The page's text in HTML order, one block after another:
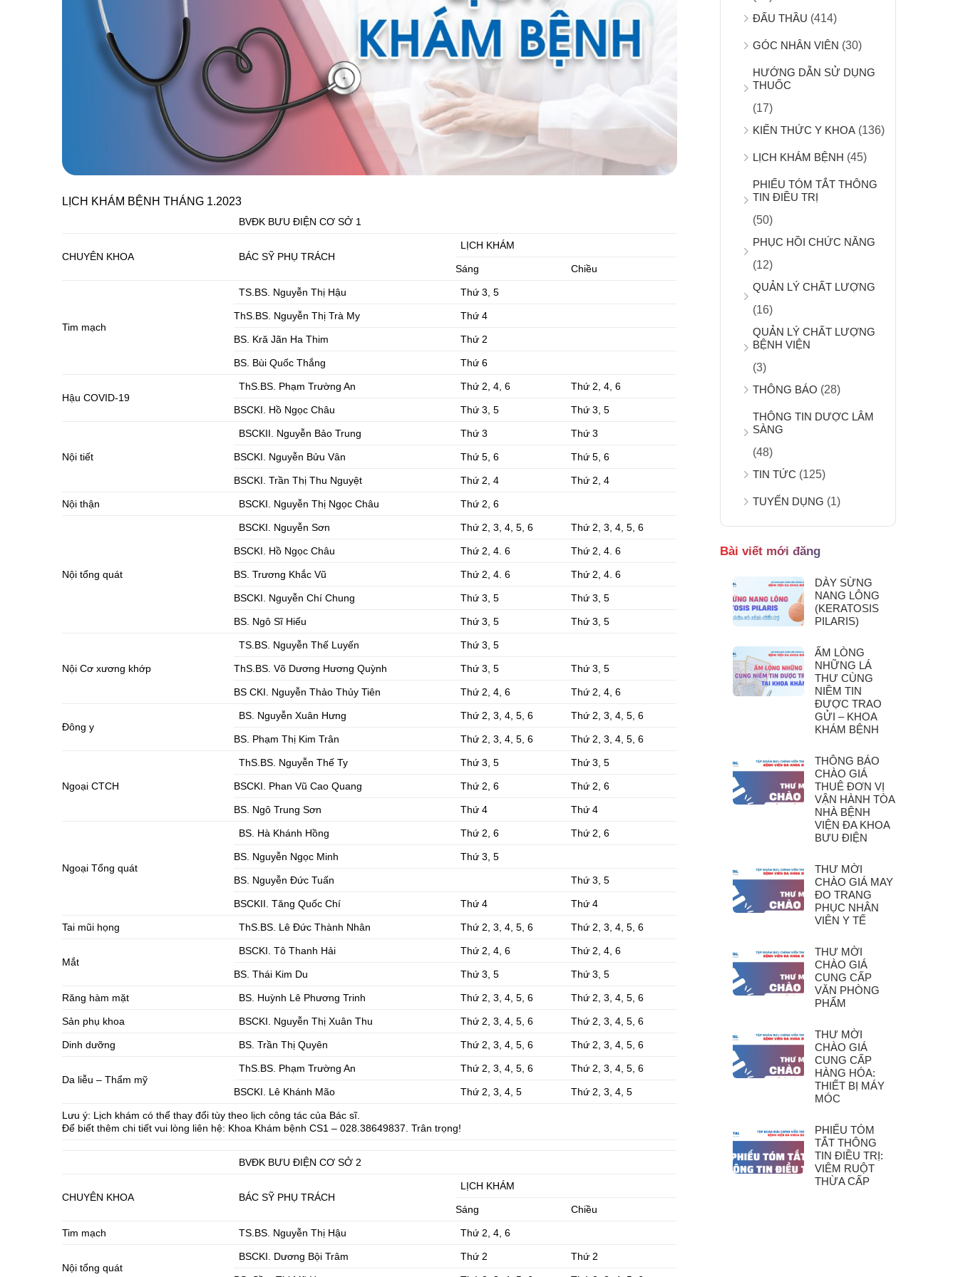
LỊCH KHÁM BỆNH THÁNG 1.2023
BVĐK BƯU ĐIỆN CƠ SỞ 1
CHUYÊN KHOA BÁC SỸ PHỤ TRÁCH
LỊCH KHÁM
Sáng Chiều
Tim mạch
TS.BS. Nguyễn Thị Hậu Thứ 3, 5
ThS.BS. Nguyễn Thị Trà My Thứ 4
BS. Kră Jãn Ha Thim Thứ 2
BS. Bùi Quốc Thắng Thứ 6
Hậu COVID-19
ThS.BS. Phạm Trường An Thứ 2, 4, 6 Thứ 2, 4, 6
BSCKI. Hồ Ngọc Châu Thứ 3, 5 Thứ 3, 5
Nội tiết
BSCKII. Nguyễn Bảo Trung Thứ 3 Thứ 3
BSCKI. Nguyễn Bửu Vân Thứ 5, 6 Thứ 5, 6
BSCKI. Trần Thị Thu Nguyệt Thứ 2, 4 Thứ 2, 4
Nội thận BSCKI. Nguyễn Thị Ngọc Châu Thứ 2, 6
Nội tổng quát
BSCKI. Nguyễn Sơn Thứ 2, 3, 4, 5, 6 Thứ 2, 3, 4, 5, 6
BSCKI. Hồ Ngọc Châu Thứ 2, 4. 6 Thứ 2, 4. 6
BS. Trương Khắc Vũ Thứ 2, 4. 6 Thứ 2, 4. 6
BSCKI. Nguyễn Chí Chung Thứ 3, 5 Thứ 3, 5
BS. Ngô Sĩ Hiếu Thứ 3, 5 Thứ 3, 5
Nội Cơ xương khớp
TS.BS. Nguyễn Thế Luyến Thứ 3, 5
ThS.BS. Võ Dương Hương Quỳnh Thứ 3, 5 Thứ 3, 5
BS CKI. Nguyễn Thảo Thủy Tiên Thứ 2, 4, 6 Thứ 2, 4, 6
Đông y
BS. Nguyễn Xuân Hưng Thứ 2, 3, 4, 5, 6 Thứ 2, 3, 4, 5, 6
BS. Phạm Thị Kim Trân Thứ 2, 3, 4, 5, 6 Thứ 2, 3, 4, 5, 6
Ngoại CTCH
ThS.BS. Nguyễn Thế Ty Thứ 3, 5 Thứ 3, 5
BSCKI. Phan Vũ Cao Quang Thứ 2, 6 Thứ 2, 6
BS. Ngô Trung Sơn Thứ 4 Thứ 4
Ngoại Tổng quát
BS. Hà Khánh Hồng Thứ 2, 6 Thứ 2, 6
BS. Nguyễn Ngọc Minh Thứ 3, 5
BS. Nguyễn Đức Tuấn Thứ 3, 5
BSCKII. Tăng Quốc Chí Thứ 4 Thứ 4
Tai mũi họng ThS.BS. Lê Đức Thành Nhân Thứ 2, 3, 4, 5, 6 Thứ 2, 3, 4, 5, 6
Mắt
BSCKI. Tô Thanh Hải Thứ 2, 4, 6 Thứ 2, 4, 6
BS. Thái Kim Du Thứ 3, 5 Thứ 3, 5
Răng hàm mặt BS. Huỳnh Lê Phương Trinh Thứ 2, 3, 4, 5, 6 Thứ 2, 3, 4, 5, 6
Sản phụ khoa BSCKI. Nguyễn Thị Xuân Thu Thứ 2, 3, 4, 5, 6 Thứ 2, 3, 4, 5, 6
Dinh dưỡng BS. Trần Thị Quyên Thứ 2, 3, 4, 5, 6 Thứ 2, 3, 4, 5, 6
Da liễu – Thẩm mỹ
ThS.BS. Phạm Trường An Thứ 2, 3, 4, 5, 6 Thứ 2, 3, 4, 5, 6
BSCKI. Lê Khánh Mão Thứ 2, 3, 4, 5 Thứ 2, 3, 4, 5
Lưu ý: Lịch khám có thể thay đổi tùy theo lịch công tác của Bác sĩ.
Để biết thêm chi tiết vui lòng liên hệ: Khoa Khám bệnh CS1 – 028.38649837. Trân trọng!
BVĐK BƯU ĐIỆN CƠ SỞ 2
CHUYÊN KHOA BÁC SỸ PHỤ TRÁCH
LỊCH KHÁM
Sáng Chiều
Tim mạch TS.BS. Nguyễn Thị Hậu Thứ 2, 4, 6
Nội tổng quát
BSCKI. Dương Bội Trâm Thứ 2 Thứ 2
ĐẤU THẦU (414)
GÓC NHÂN VIÊN (30)
HƯỚNG DẪN SỬ DỤNG
THUỐC
(17)
KIẾN THỨC Y KHOA(136)
LỊCH KHÁM BỆNH (45)
PHIẾU TÓM TẮT THÔNG
TIN ĐIỀU TRỊ
(50)
PHỤC HỒI CHỨC NĂNG
(12)
QUẢN LÝ CHẤT LƯỢNG
(16)
QUẢN LÝ CHẤT LƯỢNG
BỆNH VIỆN
(3)
THÔNG BÁO (28)
THÔNG TIN DƯỢC LÂM
SÀNG
(48)
TIN TỨC (125)
TUYỂN DỤNG (1)
Bài viết mới đăng
DÀY SỪNG
NANG LÔNG
(KERATOSIS
PILARIS)
ẤM LÒNG
NHỮNG LÁ
THƯ CÙNG
NIỀM TIN
ĐƯỢC TRAO
GỬI – KHOA
KHÁM BỆNH
THÔNG BÁO
CHÀO GIÁ
THUÊ ĐƠN VỊ
VẬN HÀNH TÒA
NHÀ BỆNH
VIỆN ĐA KHOA
BƯU ĐIỆN
THƯ MỜI
CHÀO GIÁ MAY
ĐO TRANG
PHỤC NHÂN
VIÊN Y TẾ
THƯ MỜI
CHÀO GIÁ
CUNG CẤP
VĂN PHÒNG
PHẨM
THƯ MỜI
CHÀO GIÁ
CUNG CẤP
HÀNG HÓA:
THIẾT BỊ MÁY
MÓC
PHIẾU TÓM
TẮT THÔNG
TIN ĐIỀU TRỊ:
VIÊM RUỘT
THỪA CẤP